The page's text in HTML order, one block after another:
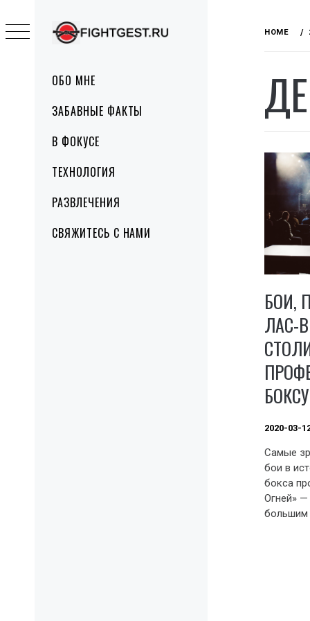
MenuОБО МНЕ
ЗАБАВНЫЕ ФАКТЫ
В ФОКУСЕ
ТЕХНОЛОГИЯ
РАЗВЛЕЧЕНИЯ
СВЯЖИТЕСЬ С НАМИ
content
HOME
БОИ,
ЛАС-
БОКСУ
2020-03-
Самые
бои в
бокса
Огней» —